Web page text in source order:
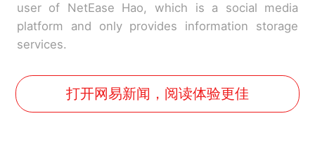
user of NetEase Hao, which is a social media
platform and only provides information storage
services.
打开网易新闻，阅读体验更佳